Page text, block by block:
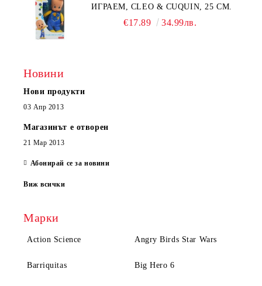
ИГРАЕМ, CLEO & CUQUIN, 25 СМ.
€17.89 34.99лв.
Новини
Нови продукти
03 Апр 2013
Магазинът е отворен
21 Мар 2013
Абонирай се за новини
Виж всички
Марки
Action Science Angry Birds Star Wars
Barriquitas Big Hero 6